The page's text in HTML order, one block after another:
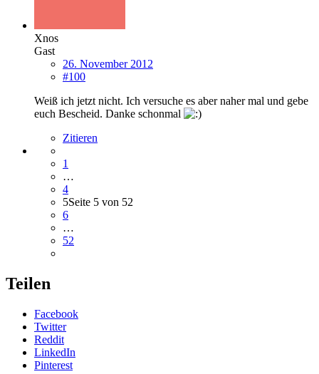
Xnos
Gast
26. November 2012
#100
Weiß ich jetzt nicht. Ich versuche es aber naher mal und gebe
euch Bescheid. Danke schonmal
Zitieren
1
…
4
5Seite 5 von 52
6
…
52
Teilen
Facebook
Twitter
Reddit
LinkedIn
Pinterest